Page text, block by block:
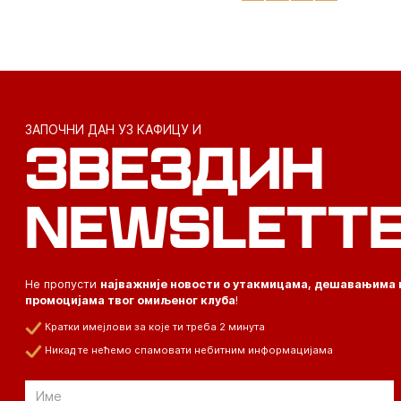
ЗАПОЧНИ ДАН УЗ КАФИЦУ И
ЗВЕЗДИН
Не пропусти најважније новости о утакмицама, дешавањима
промоцијама твог омиљеног клуба!
Кратки имејлови за које ти треба 2 минута
Никад те нећемо спамовати небитним информацијама
Email